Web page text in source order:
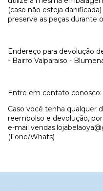
(caso não esteja
preserve as peças durante
Endereço para devolução
- Bairro Valparaiso -
Entre em contato conosco:
Caso você tenha qualquer
reembolso e devolução,
e-mail
(Fone/Whats)